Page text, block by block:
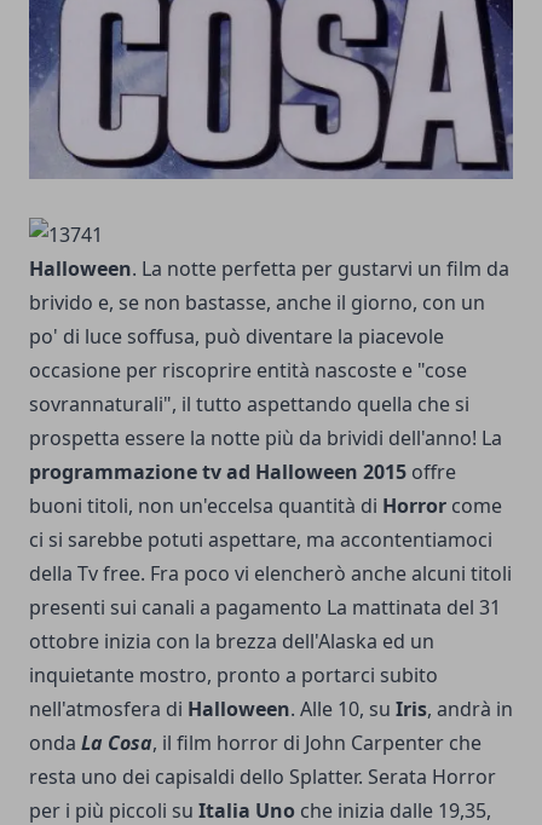
Halloween. La notte perfetta per gustarvi un film da
brivido e, se non bastasse, anche il giorno, con un
po' di luce soffusa, può diventare la piacevole
occasione per riscoprire entità nascoste e "cose
sovrannaturali", il tutto aspettando quella che si
prospetta essere la notte più da brividi dell'anno! La
programmazione tv ad Halloween 2015 offre
buoni titoli, non un'eccelsa quantità di Horror come
ci si sarebbe potuti aspettare, ma accontentiamoci
della Tv free. Fra poco vi elencherò anche alcuni titoli
presenti sui canali a pagamento La mattinata del 31
ottobre inizia con la brezza dell'Alaska ed un
inquietante mostro, pronto a portarci subito
nell'atmosfera di Halloween. Alle 10, su Iris, andrà in
onda La Cosa, il film horror di John Carpenter che
resta uno dei capisaldi dello Splatter. Serata Horror
per i più piccoli su Italia Uno che inizia dalle 19,35,